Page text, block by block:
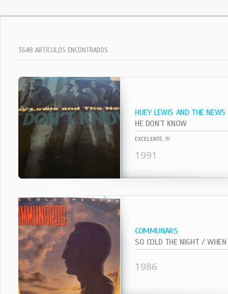
3648 ARTÍCULOS ENCONTRADOS
HUEY LEWIS AND THE NEWS
HE DON`T KNOW
EXCELENTE..!!!
1991
COMMUNARS
1986